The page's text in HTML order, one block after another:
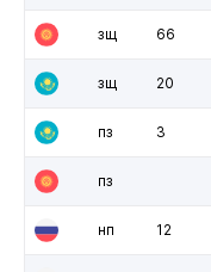
зщ 66
зщ 20
пз 3
пз
нп 12